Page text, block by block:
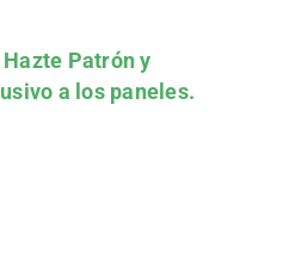
Hazte Patróny
a los paneles.